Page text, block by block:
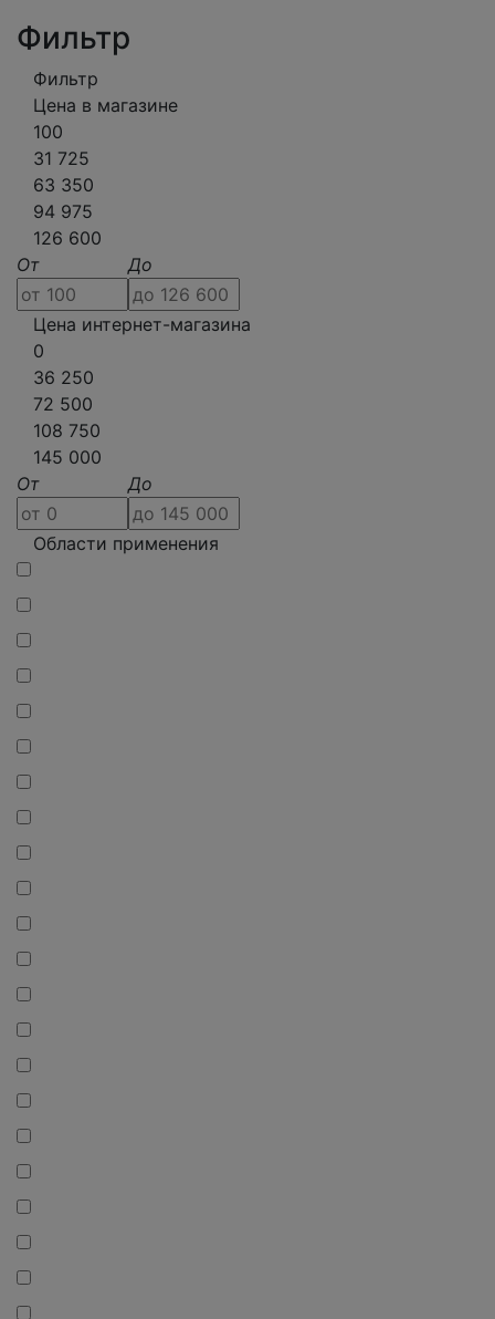
Фильтр
Фильтр
Цена в магазине
100
31 725
63 350
94 975
126 600
От
До
Цена интернет-магазина
0
36 250
72 500
108 750
145 000
От
До
Области применения